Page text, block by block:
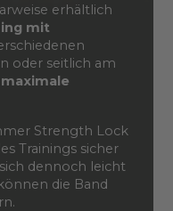
erhältlich
mit
oder seitlich am
maximale
Strength Lock
Trainings sicher
dennoch leicht
die Band